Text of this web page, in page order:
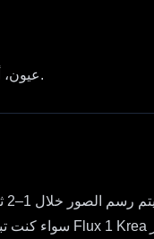
عيون، أيادٍ، وتفاصيل بيئية أفضل—لا أصابع ملتصقة بشريط لاصق ولا أطراف ذائبة.
Flux 1 Krea